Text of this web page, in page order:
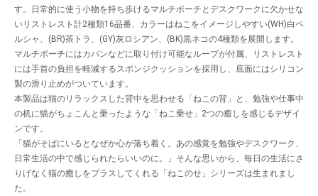
す。日常的に使う小物を持ち歩けるマルチポーチとデスクワークに欠かせな
いリストレスト計2種類16品番、カラーはねこをイメージしやすい(WH)白ペ
ルシャ、(BR)茶トラ、(GY)灰ロシアン、(BK)黒ネコの4種類を展開します。
マルチポーチにはカバンなどに取り付け可能なループが付属、リストレスト
には手首の負担を軽減するスポンジクッションを採用し、底面にはシリコン
製の滑り止めがついています。
本製品は猫のリラックスした背中を思わせる「ねこの背」と、勉強や仕事中
の机に猫がちょこんと乗ったような「ねこ乗せ」2つの癒しを感じるデザイ
ンです。
「猫がそばにいるとなぜか心が落ち着く。あの感覚を勉強やデスクワーク、
日常生活の中で感じられたらいいのに。」そんな思いから、毎日の生活にさ
りげなく猫の癒しをプラスしてくれる「ねこのせ」シリーズは生まれまし
た。